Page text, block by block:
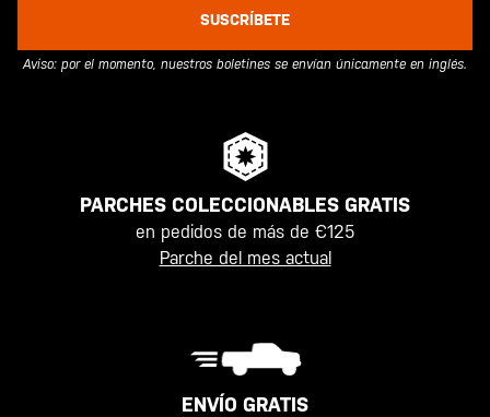
SUSCRÍBETE
Aviso: por el momento, nuestros boletines se envían únicamente en inglés.
PARCHES COLECCIONABLES GRATIS
en pedidos de más de €125
Parche del mes actual
ENVÍO GRATIS